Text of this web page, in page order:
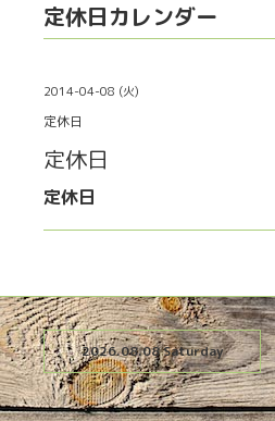
定休日カレンダー
2014-04-08 (火)
定休日
定休日
定休日
2026.08.08 Saturday